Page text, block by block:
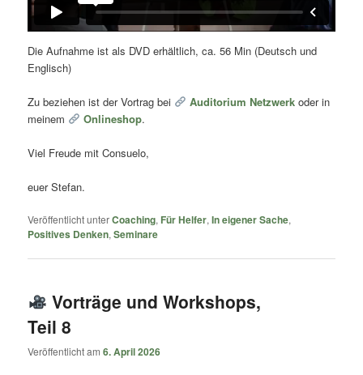
Die Aufnahme ist als DVD erhältlich, ca. 56 Min (Deutsch und
Englisch)
Zu beziehen ist der Vortrag bei Auditorium Netzwerkoder in
meinem
Onlineshop.
Viel Freude mit Consuelo,
euer Stefan.
Veröffentlicht unterCoaching, Für Helfer,In eigener Sache,
Positives Denken,Seminare
Vorträge und Workshops,
Teil 8
Veröffentlicht am6. April 2026